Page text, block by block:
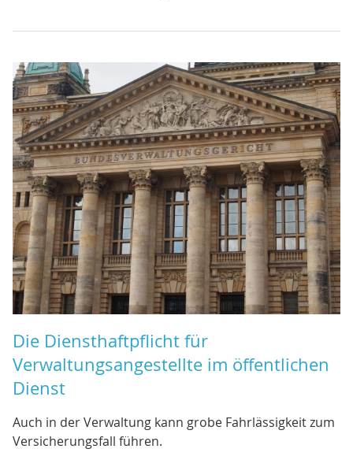
Die Diensthaftpflicht für
Verwaltungsangestellte im öffentlichen
Dienst
Auch in der Verwaltung kann grobe Fahrlässigkeit zum
Versicherungsfall führen.